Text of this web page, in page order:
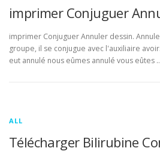
imprimer Conjuguer
imprimer Conjuguer Annuler dessin.
groupe, il se conjugue avec l'auxiliaire
eut annulé nous eûmes annulé vous eûtes
ALL
Télécharger Bilirubine